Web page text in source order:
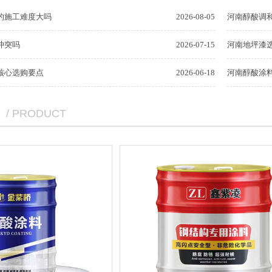
2026-08-05
施工难度大吗 河南醇酸调
2026-07-15
突吗 河南地坪漆
2026-06-18
心选购要点 河南醇酸涂
/ PRODUCT